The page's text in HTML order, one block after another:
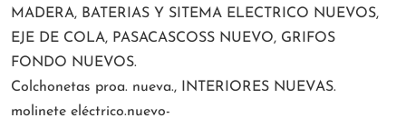
MADERA, BATERIAS Y SITEMA ELECTRICO NUEVOS,
EJE DE COLA, PASACASCOSS NUEVO, GRIFOS
FONDO NUEVOS.
Colchonetas proa. nueva., INTERIORES NUEVAS.
molinete eléctrico.nuevo-